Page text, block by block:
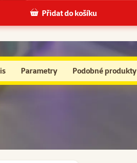
Přidat do košíku
Parametry Podobné produkty